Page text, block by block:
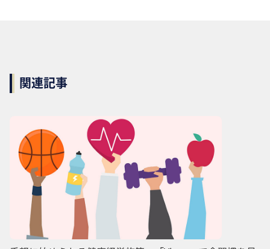
関連記事